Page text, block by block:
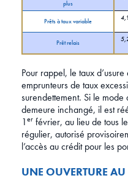
plus
Prêts à taux variable
Prêt relais
Pour rappel, le taux
emprunteurs de taux
surendettement. Si le
demeure inchangé, il est
1er février, au lieu de tous
régulier, autorisé
l’accès au crédit pour les
UNE OUVERTURE AU